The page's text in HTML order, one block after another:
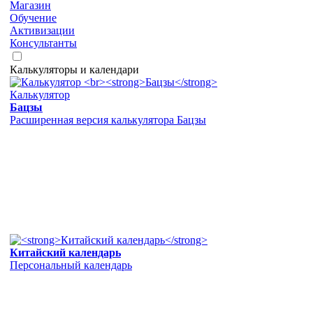
Магазин
Обучение
Активизации
Консультанты
Калькуляторы и календари
Калькулятор
Бацзы
Расширенная версия калькулятора Бацзы
Китайский календарь
Персональный календарь